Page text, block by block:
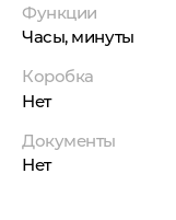
Функции
Часы, минуты
Коробка
Нет
Документы
Нет